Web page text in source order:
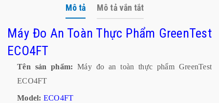
Mô tả Mô tả vắn tắt
Máy Đo An Toàn Thực Phẩm GreenTest
ECO4FT
Tên sản phẩm: Máy đo an toàn thực phẩm GreenTest
ECO4FT
Model: ECO4FT